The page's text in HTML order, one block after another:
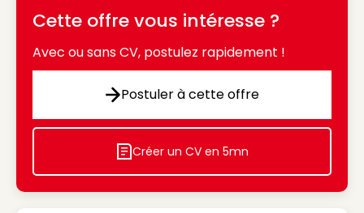
Cette offre vous intéresse ?
Avec ou sans CV, postulez rapidement !
Postuler à cette offre
Postuler à cette offre
Icon decorative
Créer un CV en 5mn